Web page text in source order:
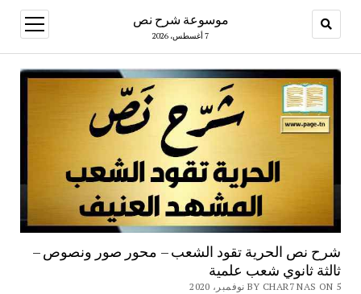
موسوعة شرح نص
7 أغسطس، 2026
open
menu
شرح نص الحرية تقود الشعب – محور صور ونصوص –
ثالثة ثانوي شعب علمية
BY CHAR7 NAS ON 5 نوفمبر، 2020